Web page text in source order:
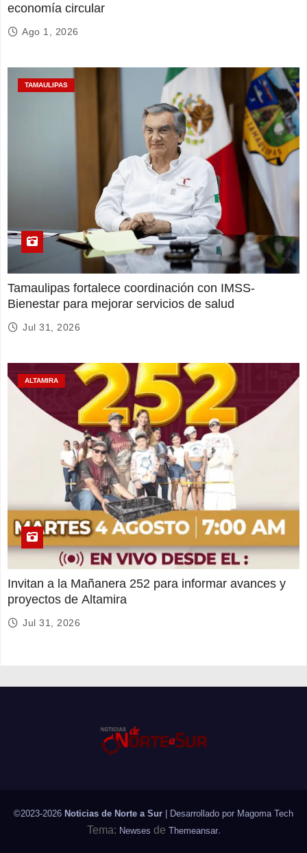
economía circular
Ago 1, 2026
TAMAULIPAS
Tamaulipas fortalece coordinación con IMSS-
Bienestar para mejorar servicios de salud
Jul 31, 2026
ALTAMIRA
Invitan a la Mañanera 252 para informar avances y
proyectos de Altamira
Jul 31, 2026
©2023-2026 Noticias de Norte a Sur | Desarrollado por Magoma Tech
Tema: Newses de Themeansar.